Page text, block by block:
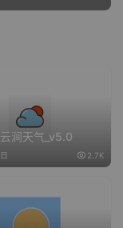
涧天气_v5.0
2.7K